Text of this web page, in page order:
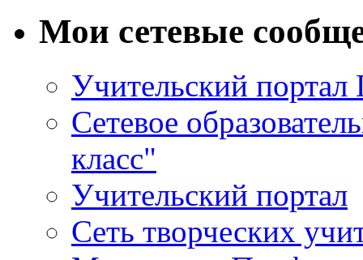
Мои сетевые
Учительский
Сетевое
класс"
Учительский портал
Сеть творческих